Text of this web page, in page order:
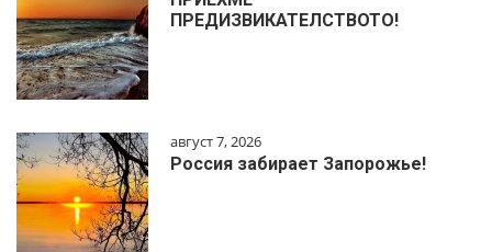
ПРЕДИЗВИКАТЕЛСТВОТО!
август 7, 2026
Россия забирает Запорожье!